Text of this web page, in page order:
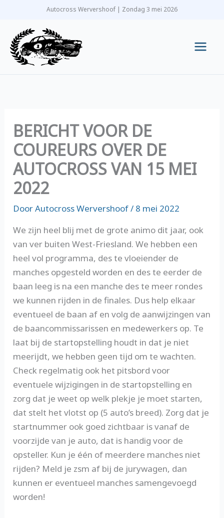
inhoud
Autocross Wervershoof | Zondag 3 mei 2026
BERICHT VOOR DE
COUREURS OVER DE
AUTOCROSS VAN 15 MEI
2022
DoorAutocross Wervershoof/ 8 mei 2022
We zijn heel blij met de grote animo dit jaar, ook
van ver buiten West-Friesland. We hebben een
heel vol programma, des te vloeiender de
manches opgesteld worden en des te eerder de
baan leeg is na een manche des te meer rondes
we kunnen rijden in de finales. Dus help elkaar
eventueel de baan af en volg de aanwijzingen van
de baancommissarissen en medewerkers op. Te
laat bij de startopstelling houdt in dat je niet
meerijdt, we hebben geen tijd om te wachten.
Check regelmatig ook het pitsbord voor
eventuele wijzigingen in de startopstelling en
zorg dat je weet op welk plekje je moet starten,
dat stelt het vlotst op (5 auto’s breed). Zorg dat je
startnummer ook goed zichtbaar is vanaf de
voorzijde van je auto, dat is handig voor de
opsteller. Kun je één of meerdere manches niet
rijden? Meld je zsm af bij de jurywagen, dan
kunnen er eventueel manches samengevoegd
worden!